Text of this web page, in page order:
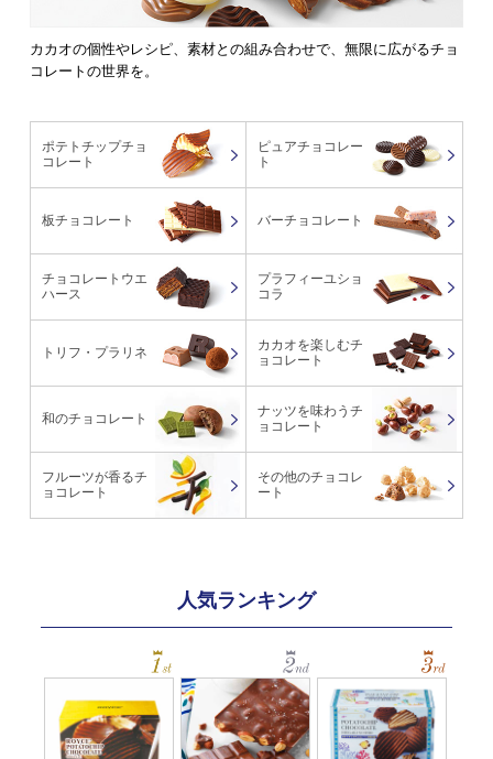
カカオの個性やレシピ、素材との組み合わせで、無限に広がるチョ
コレートの世界を。
ポテトチップチョ
コレート
ピュアチョコレー
ト
板チョコレート バーチョコレート
チョコレートウエ
ハース
プラフィーユショ
コラ
トリフ・プラリネ
カカオを楽しむチ
ョコレート
和のチョコレート
ナッツを味わうチ
ョコレート
フルーツが香るチ
ョコレート
その他のチョコレ
ート
人気ランキング